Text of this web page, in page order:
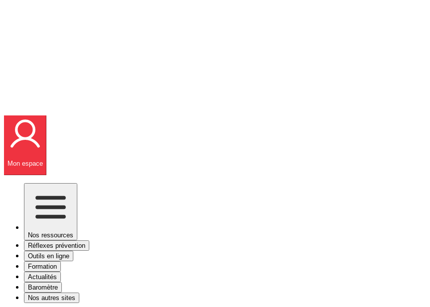
Mon espace
Nos ressources
Réflexes prévention
Outils en ligne
Formation
Actualités
Baromètre
Nos autres sites